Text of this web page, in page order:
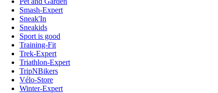
Smash-Expert
Sneak'In
Sneakids
Sport is good
Training-Fit
Trek-Expert
Triathlon-Expert
TripNBikers
Vélo-Store
Winter-Expert